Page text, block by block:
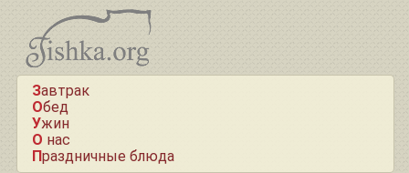
Завтрак
Обед
Ужин
О нас
Праздничные блюда